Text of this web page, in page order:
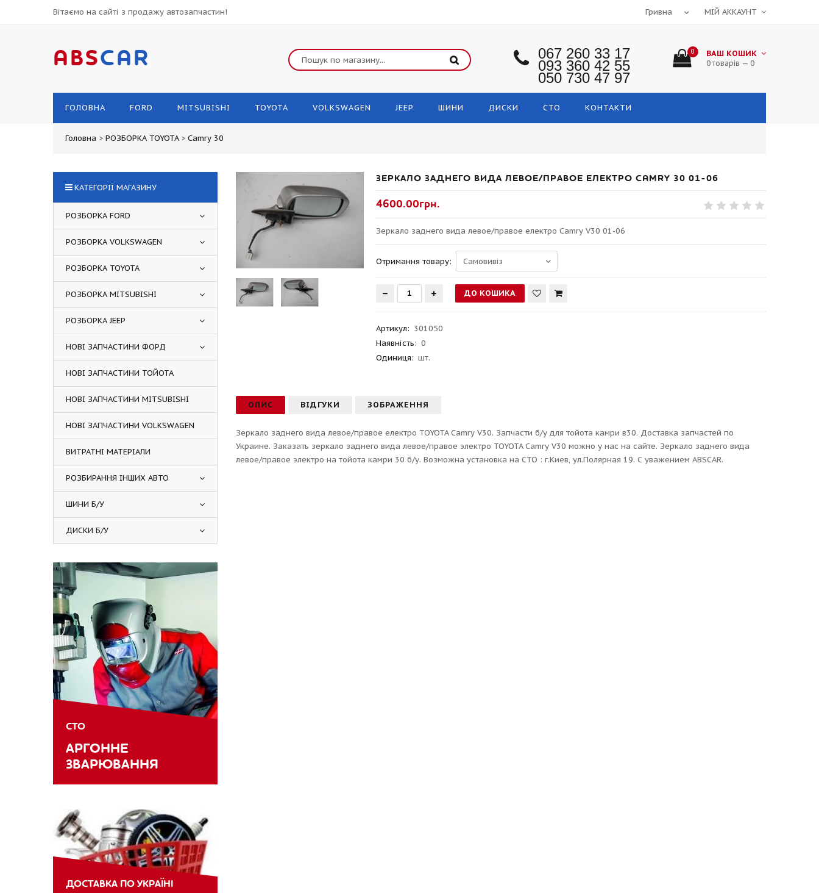
Вітаємо на сайті з продажу автозапчастин! МІЙ АККАУНТ
ABSCAR 067 260 33 17
093 360 42 55
050 730 47 97
0 ВАШ КОШИК
0 товарів — 0
ГОЛОВНА FORD MITSUBISHI TOYOTA VOLKSWAGEN JEEP ШИНИ ДИСКИ СТО КОНТАКТИ
Головна > РОЗБОРКА TOYOTA > Camry 30
ЗЕРКАЛО ЗАДНЕГО ВИДА ЛЕВОЕ/ПРАВОЕ ЕЛЕКТРО CAMRY 30 01-06
4600.00грн.
Зеркало заднего вида левое/правое електро Camry V30 01-06
Отримання товару:
Артикул: 301050
Наявність: 0
Одиниця: шт.
ОПИС ВІДГУКИ ЗОБРАЖЕННЯ
Зеркало заднего вида левое/правое електро TOYOTA Camry V30. Запчасти б/у для тойота камри в30. Доставка запчастей по
Украине. Заказать зеркало заднего вида левое/правое электро TOYOTA Camry V30 можно у нас на сайте. Зеркало заднего вида
левое/правое электро на тойота камри 30 б/у. Возможна установка на СТО : г.Киев, ул.Полярная 19. С уважением ABSCAR.
КАТЕГОРІЇ МАГАЗИНУ
РОЗБОРКА FORD
РОЗБОРКА VOLKSWAGEN
РОЗБОРКА TOYOTA
РОЗБОРКА MITSUBISHI
РОЗБОРКА JEEP
НОВІ ЗАПЧАСТИНИ ФОРД
НОВІ ЗАПЧАСТИНИ ТОЙОТА
НОВІ ЗАПЧАСТИНИ MITSUBISHI
НОВІ ЗАПЧАСТИНИ VOLKSWAGEN
ВИТРАТНІ МАТЕРІАЛИ
РОЗБИРАННЯ ІНШИХ АВТО
ШИНИ Б/У
ДИСКИ Б/У
СТО
АРГОННЕ
ЗВАРЮВАННЯ
ДОСТАВКА ПО УКРАЇНІ